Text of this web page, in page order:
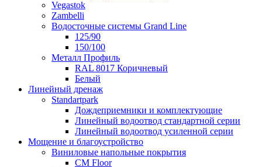
Vegastok
Zambelli
Водосточные системы Grand Line
125/90
150/100
Металл Профиль
RAL 8017 Коричневый
Белый
Линейный дренаж
Standartpark
Дождеприемники и комплектующие
Линейный водоотвод стандартной серии
Линейный водоотвод усиленной серии
Мощение и благоустройство
Виниловые напольные покрытия
CM Floor